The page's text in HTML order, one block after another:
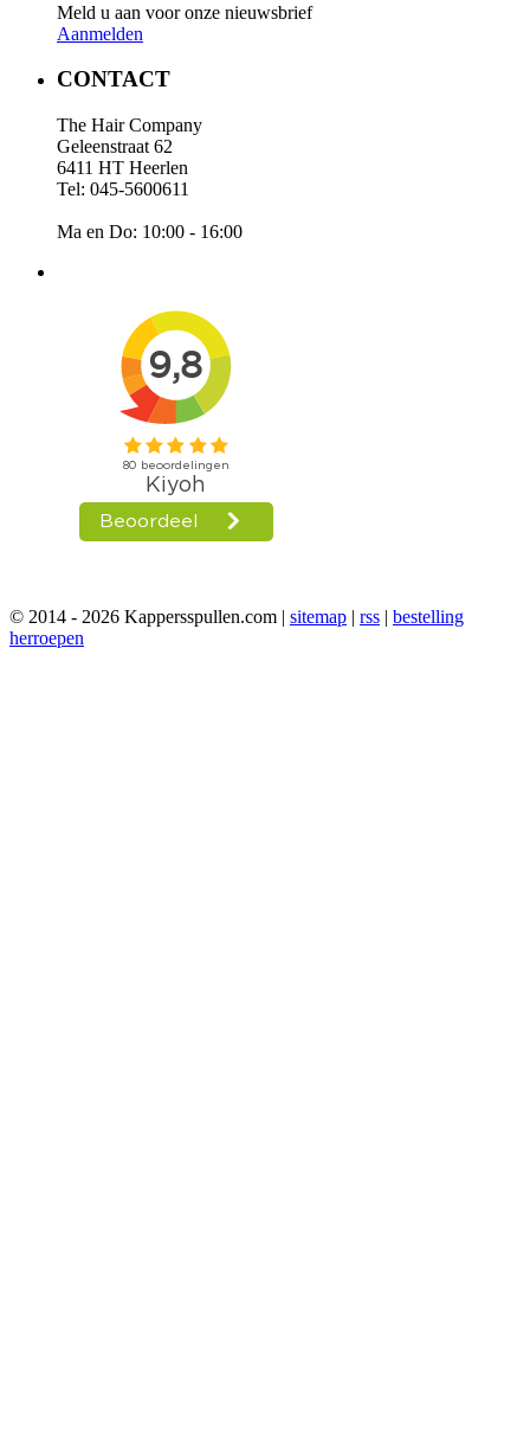
Meld u aan voor onze nieuwsbrief
Aanmelden
CONTACT
The Hair Company
Geleenstraat 62
6411 HT Heerlen
Tel: 045-5600611
Ma en Do: 10:00 - 16:00
© 2014 - 2026 Kappersspullen.com | sitemap | rss | bestelling
herroepen